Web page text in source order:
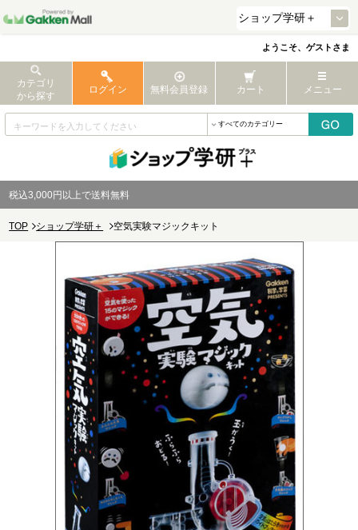
ようこそ、ゲストさま
カテゴリ
から探す
ログイン 無料会員登録 カート メニュー
税込3,000円以上で送料無料
TOP ショップ学研＋ 空気実験マジックキット